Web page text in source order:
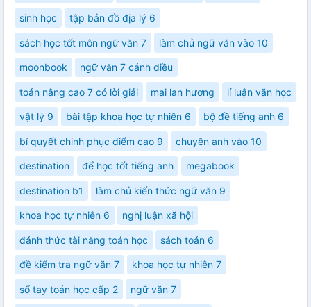
sinh học tập bản đồ địa lý 6
sách học tốt môn ngữ văn 7 làm chủ ngữ văn vào 10
moonbook ngữ văn 7 cánh diều
toán nâng cao 7 có lời giải mai lan hương lí luận văn học
vật lý 9 bài tập khoa học tự nhiên 6 bộ đề tiếng anh 6
bí quyết chinh phục diểm cao 9 chuyên anh vào 10
destination để học tốt tiếng anh megabook
destination b1 làm chủ kiến thức ngữ văn 9
khoa học tự nhiên 6 nghị luận xã hội
đánh thức tài năng toán học sách toán 6
đề kiểm tra ngữ văn 7 khoa học tự nhiên 7
sổ tay toán học cấp 2 ngữ văn 7